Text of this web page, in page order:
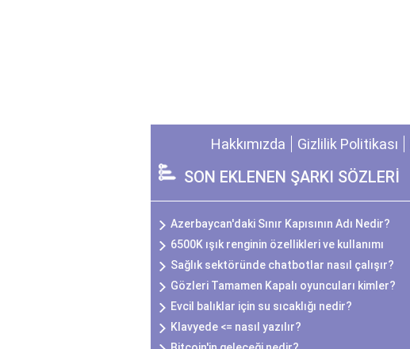
Hakkımızda Gizlilik Politikası
SON EKLENEN ŞARKI SÖZLERİ
Azerbaycan'daki Sınır Kapısının Adı Nedir?
6500K ışık renginin özellikleri ve kullanımı
Sağlık sektöründe chatbotlar nasıl çalışır?
Gözleri Tamamen Kapalı oyuncuları kimler?
Evcil balıklar için su sıcaklığı nedir?
Klavyede <= nasıl yazılır?